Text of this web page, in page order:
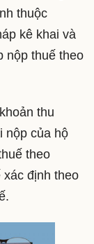
thuộc
kê khai và
nộp thuế theo
thu
nộp của hộ
theo
định theo